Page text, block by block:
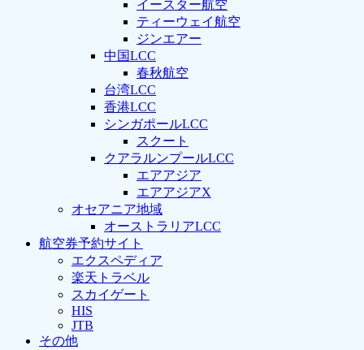
イースター航空
ティーウェイ航空
ジンエアー
中国LCC
春秋航空
台湾LCC
香港LCC
シンガポールLCC
スクート
クアラルンプールLCC
エアアジア
エアアジアX
オセアニア地域
オーストラリアLCC
航空券予約サイト
エクスペディア
楽天トラベル
スカイゲート
HIS
JTB
その他